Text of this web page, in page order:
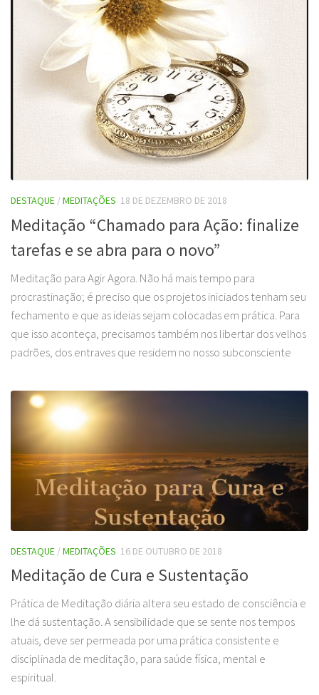
DESTAQUE /MEDITAÇÕES 18 DE DEZEMBRO DE 2018
Meditação “Chamado para Ação: finalize
tarefas e se abra para o novo”
Meditação para Agir Agora. Não há mais tempo para
procrastinação; é preciso que os projetos iniciados tenham seu
fechamento e que as ideias sejam colocadas em prática. Para
que isso aconteça, precisamos também nos libertar dos velhos
padrões, dos entraves que residem no nosso subconsciente
DESTAQUE /MEDITAÇÕES 16 DE OUTUBRO DE 2018
Meditação de Cura e Sustentação
Prática de Meditação diária altera seu estado de consciência e
lhe dá sustentação. A sensibilidade que se sente nos tempos
atuais, deve ser permeada por uma prática consistente e
disciplinada de meditação, para saúde física, mental e
espiritual.